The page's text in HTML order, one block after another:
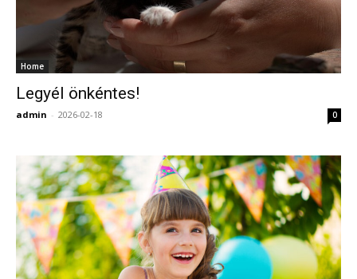
Home
Legyél önkéntes!
admin - 2026-02-18 0